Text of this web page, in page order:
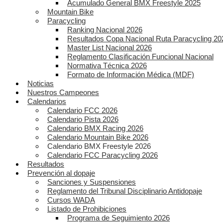
Acumulado General BMX Freestyle 2025
Mountain Bike
Paracycling
Ranking Nacional 2026
Resultados Copa Nacional Ruta Paracycling
Master List Nacional 2026
Reglamento Clasificación Funcional Nacional
Normativa Técnica 2026
Formato de Información Médica (MDF)
Noticias
Nuestros Campeones
Calendarios
Calendario FCC 2026
Calendario Pista 2026
Calendario BMX Racing 2026
Calendario Mountain Bike 2026
Calendario BMX Freestyle 2026
Calendario FCC Paracycling 2026
Resultados
Prevención al dopaje
Sanciones y Suspensiones
Reglamento del Tribunal Disciplinario Antidopaje
Cursos WADA
Listado de Prohibiciones
Programa de Seguimiento 2026